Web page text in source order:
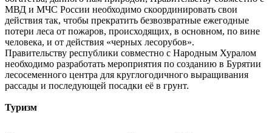
МВД и МЧС России необходимо скоординировать свои
действия так, чтобы прекратить безвозвратные ежегодные
потери леса от пожаров, происходящих, в основном, по вине
человека, и от действия «черных лесорубов».
Правительству республики совместно с Народным Хуралом
необходимо разработать мероприятия по созданию в Бурятии
лесосеменного центра для круглогодичного выращивания
рассады и последующей посадки её в грунт.
Туризм